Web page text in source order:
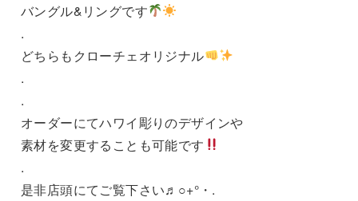
バングル&リングです
.
どちらもクローチェオリジナル
.
.
オーダーにてハワイ彫りのデザインや
素材を変更することも可能です
.
是非店頭にてご覧下さい♬○+°・.